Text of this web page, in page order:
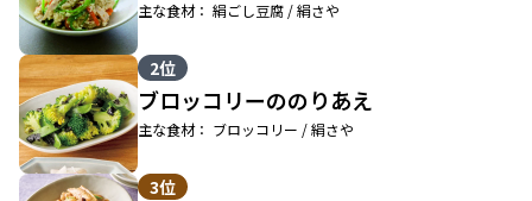
主な食材： 絹ごし豆腐 / 絹さや
2位
ブロッコリーののりあえ
主な食材： ブロッコリー / 絹さや
3位